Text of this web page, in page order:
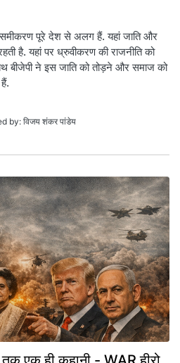
पूरे देश से अलग हैं. यहां जाति और
है. यहां पर ध्रुवीकरण की राजनीति को
बीजेपी ने इस जाति को तोड़ने और समाज को
by: विजय शंकर पांडेय